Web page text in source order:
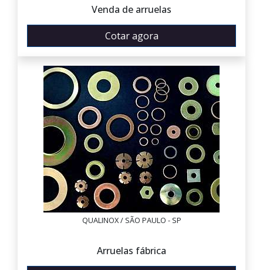
Venda de arruelas
Cotar agora
QUALINOX / SÃO PAULO - SP
Arruelas fábrica